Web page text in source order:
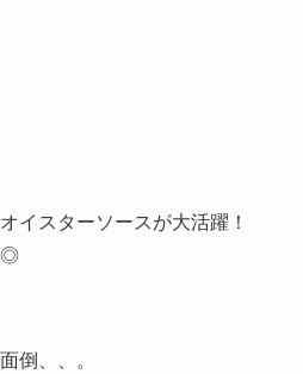
イスターソースが大活躍！
◎
倒、、。